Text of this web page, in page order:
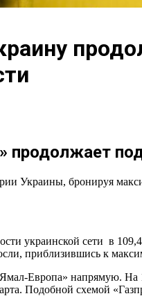
продолжает
Украины, бронируя
украинской сети в
приблизившись к
Европа» напрямую.
Подобной схемой